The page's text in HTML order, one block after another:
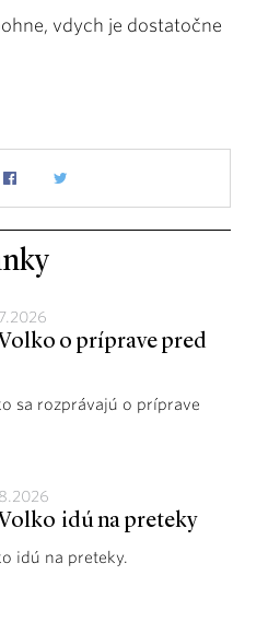
vdych je dostatočne
o príprave pred
sa rozprávajú o príprave
idú na preteky
idú na preteky.